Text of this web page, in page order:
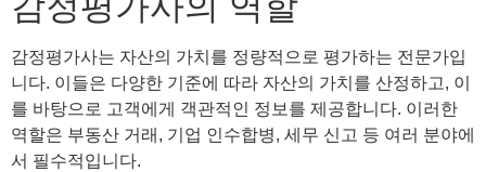
감정평가사는 자산의 가치를 정량적으로 평가하는 전문가입
니다. 이들은 다양한 기준에 따라 자산의 가치를 산정하고, 이
를 바탕으로 고객에게 객관적인 정보를 제공합니다. 이러한
역할은 부동산 거래, 기업 인수합병, 세무 신고 등 여러 분야에
서 필수적입니다.